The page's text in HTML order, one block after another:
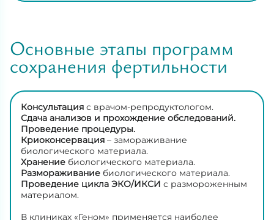
Основные этапы программ
сохранения фертильности
Консультация с врачом-репродуктологом.
Сдача анализов и прохождение обследований.
Проведение процедуры.
Криоконсервация – замораживание
биологического материала.
Хранение биологического материала.
Размораживание биологического материала.
Проведение цикла ЭКО/ИКСИ с размороженным
материалом.
В клиниках «Геном» применяется наиболее